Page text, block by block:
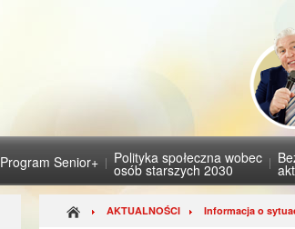
Program Senior+ Polityka społeczna wobec
osób starszych 2030
AKTUALNOŚCI Informacja o